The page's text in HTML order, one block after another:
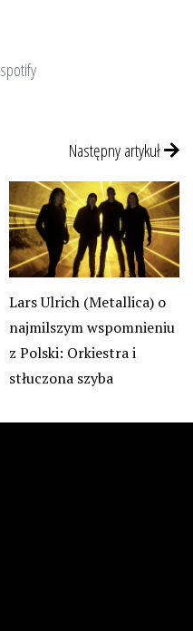
spotify
Następny artykuł
Lars Ulrich (Metallica) o
najmilszym wspomnieniu
z Polski: Orkiestra i
stłuczona szyba